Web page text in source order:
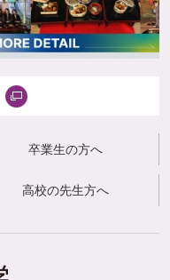
卒業生の方へ
高校の先生方へ